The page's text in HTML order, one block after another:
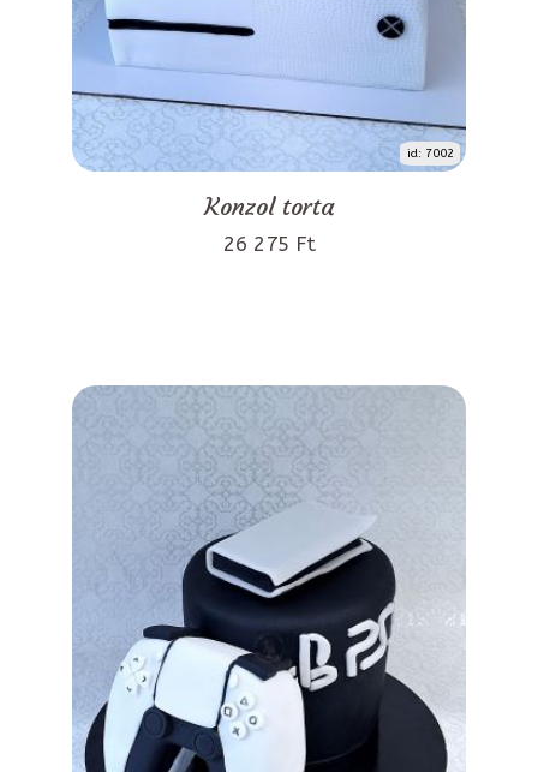
id: 7002
Konzol torta
26 275 Ft